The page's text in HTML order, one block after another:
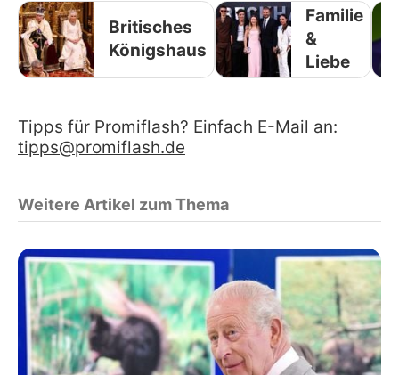
Britisches
Königshaus
Familie
&
Liebe
Tipps für Promiflash? Einfach E-Mail an:
tipps@promiflash.de
Weitere Artikel zum Thema